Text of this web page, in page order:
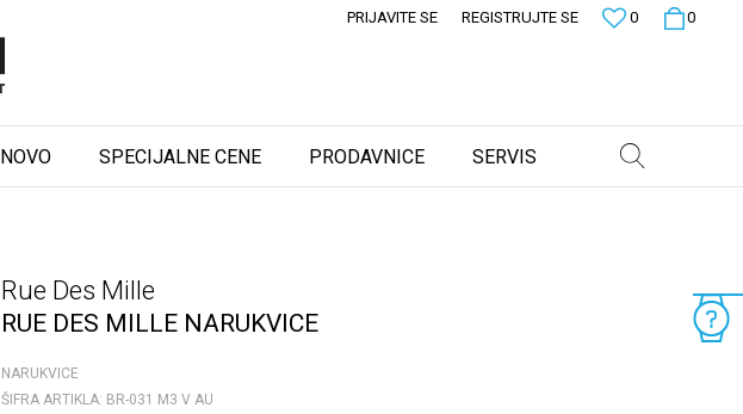
0
0
PRIJAVITE SE REGISTRUJTE SE
NOVO SPECIJALNE CENE PRODAVNICE SERVIS
Rue Des Mille
RUE DES MILLE NARUKVICE
NARUKVICE
ŠIFRA ARTIKLA: BR-031 M3 V AU